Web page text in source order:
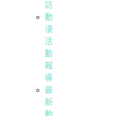
訪
動
漫
活
動
報
導
最
新
動